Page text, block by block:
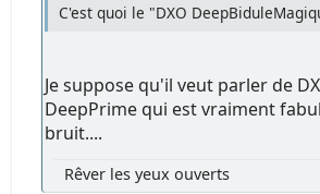
C'est quoi le "DXO
Je suppose qu'il veut parler de
DeepPrime qui est vraiment
bruit....
Rêver les yeux ouverts